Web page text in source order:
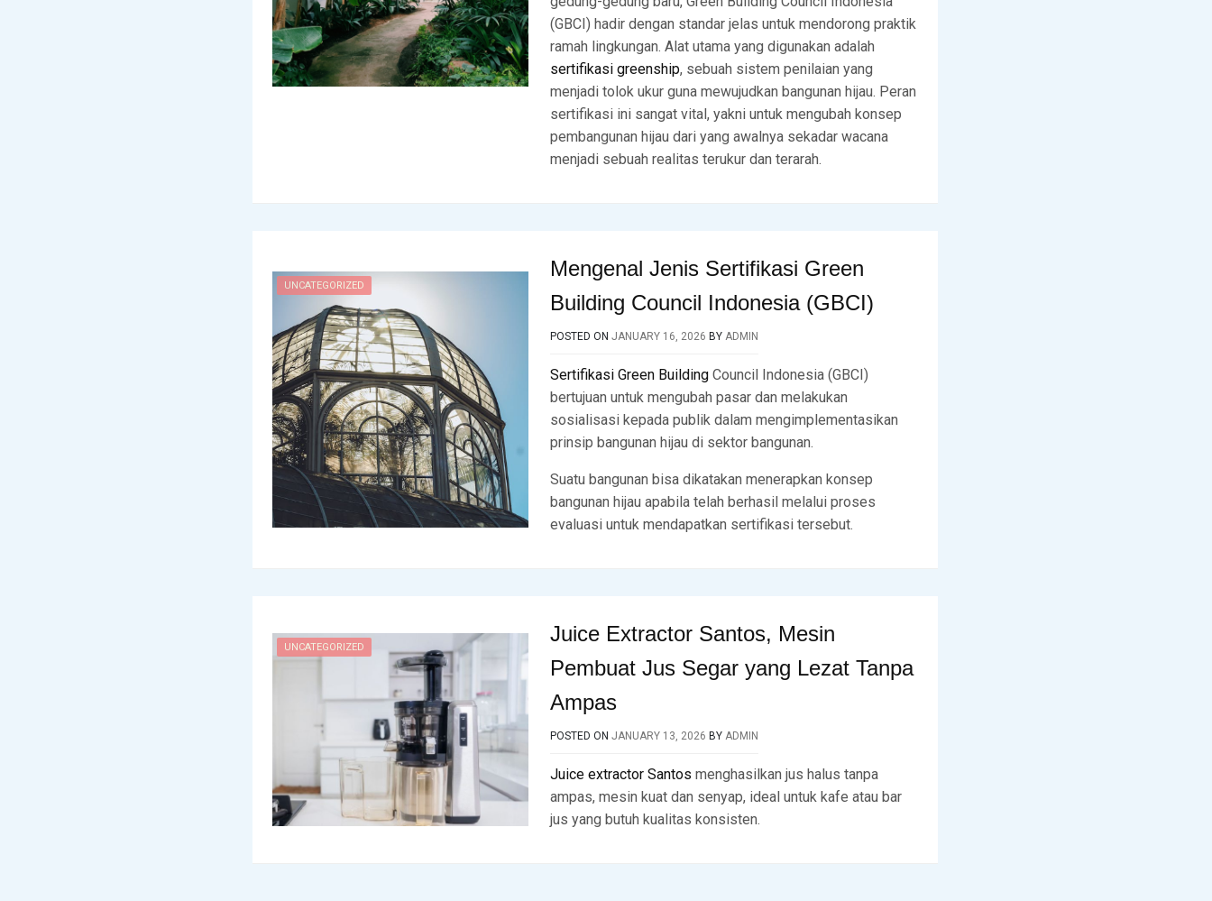
(GBCI) hadir dengan standar jelas untuk mendorong praktik
ramah lingkungan. Alat utama yang digunakan adalah
sertifikasi greenship, sebuah sistem penilaian yang
menjadi tolok ukur guna mewujudkan bangunan hijau. Peran
sertifikasi ini sangat vital, yakni untuk mengubah konsep
pembangunan hijau dari yang awalnya sekadar wacana
menjadi sebuah realitas terukur dan terarah.
UNCATEGORIZED
Mengenal Jenis Sertifikasi Green
Building Council Indonesia (GBCI)
POSTED ONJANUARY 16, 2026 BYADMIN
Sertifikasi Green Building Council Indonesia (GBCI)
bertujuan untuk mengubah pasar dan melakukan
sosialisasi kepada publik dalam mengimplementasikan
prinsip bangunan hijau di sektor bangunan.
Suatu bangunan bisa dikatakan menerapkan konsep
bangunan hijau apabila telah berhasil melalui proses
evaluasi untuk mendapatkan sertifikasi tersebut.
UNCATEGORIZED
Juice Extractor Santos, Mesin
Pembuat Jus Segar yang Lezat Tanpa
Ampas
POSTED ONJANUARY 13, 2026 BYADMIN
Juice extractor Santos menghasilkan jus halus tanpa
ampas, mesin kuat dan senyap, ideal untuk kafe atau bar
jus yang butuh kualitas konsisten.